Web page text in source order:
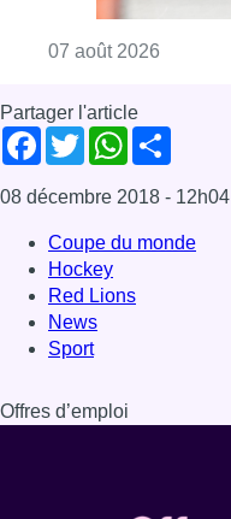
07 août 2026
Partager l'article
Facebook
TwitterWhatsApp
08 décembre 2018 - 12h04
Coupe du monde
Hockey
Red Lions
News
Sport
Offres d’emploi